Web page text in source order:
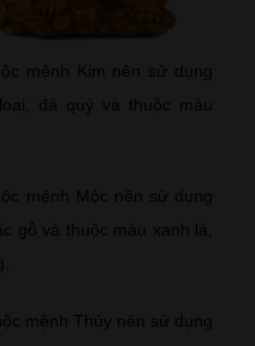
mệnh Kim nên sử dụng
đá quý và thuộc màu
mệnh Mộc nên sử dụng
gỗ và thuộc màu xanh lá,
mệnh Thủy nên sử dụng